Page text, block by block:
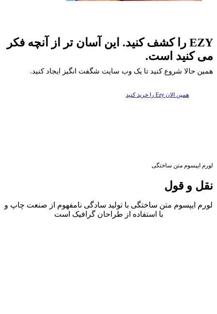
EZY را کشف کنید. این آسان تر از آنچه فکر
می کنید است.
همین حالا شروع کنید تا یک وب سایت شگفت انگیز ایجاد کنید.
همین الان Ezy را خرید کنید
لورم ایپسوم متن ساختگی
نقل و قول
لورم ایپسوم متن ساختگی با تولید سادگی نامفهوم از صنعت چاپ و
با استفاده از طراحان گرافیک است